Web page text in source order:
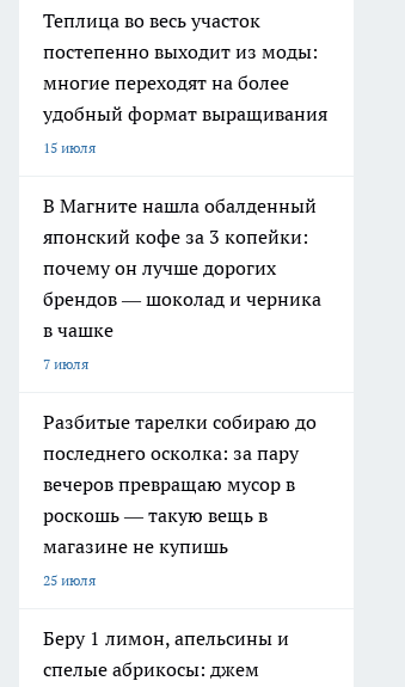
Теплица во весь участок
постепенно выходит из моды:
многие переходят на более
удобный формат выращивания
15 июля
В Магните нашла обалденный
японский кофе за 3 копейки:
почему он лучше дорогих
брендов — шоколад и черника
в чашке
7 июля
Разбитые тарелки собираю до
последнего осколка: за пару
вечеров превращаю мусор в
роскошь — такую вещь в
магазине не купишь
25 июля
Беру 1 лимон, апельсины и
спелые абрикосы: джем